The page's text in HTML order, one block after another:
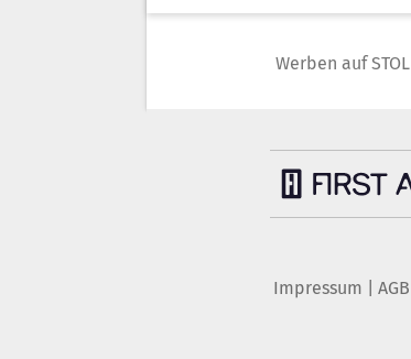
Werben auf STOL
Impressum AGB